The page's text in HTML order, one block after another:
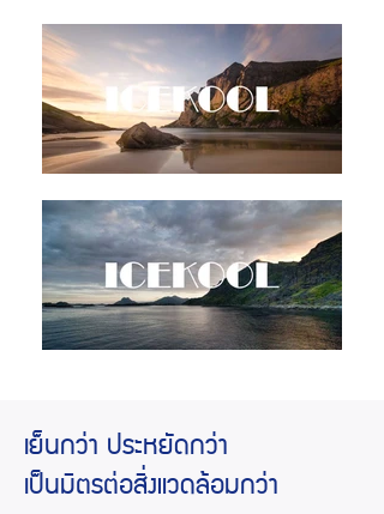
เย็นกว่า ประหยัดกว่า
เป็นมิตรต่อสิ่งแวดล้อมกว่า